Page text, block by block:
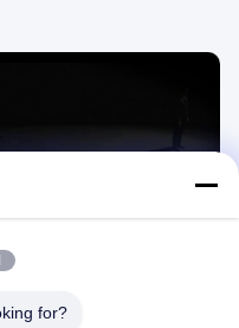
May 05, 2025
for?